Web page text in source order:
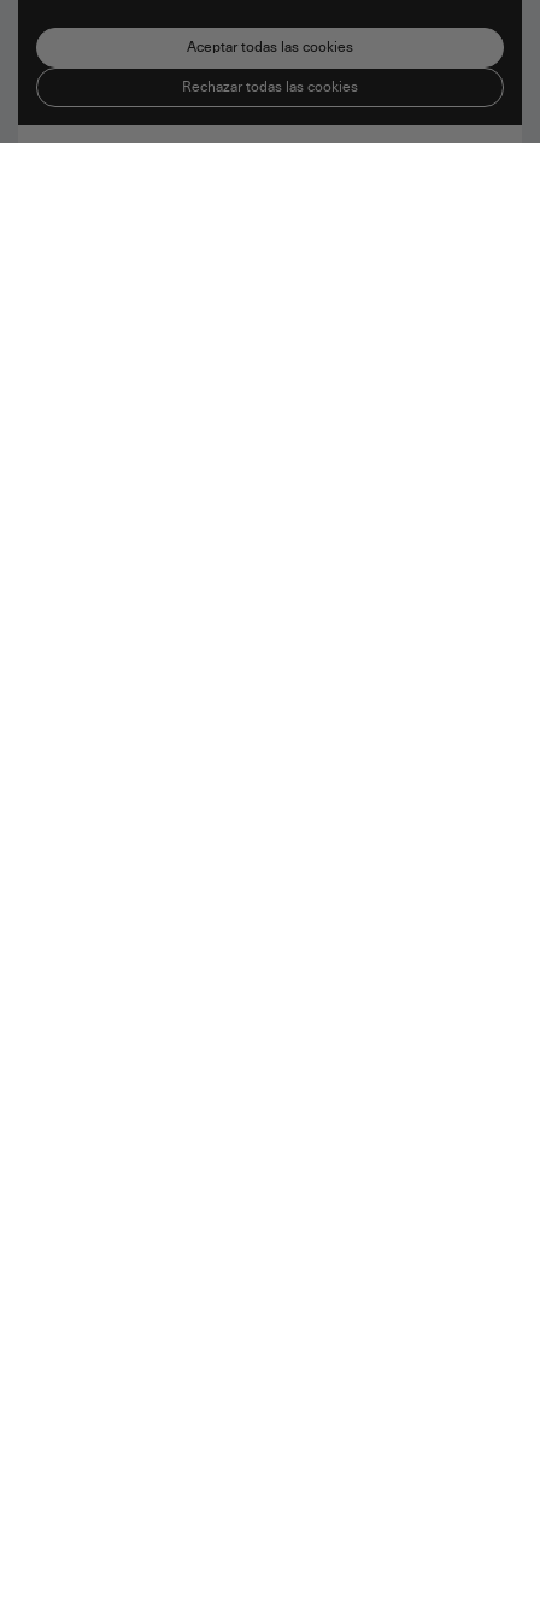
Aceptar todas las cookies
Rechazar todas las cookies